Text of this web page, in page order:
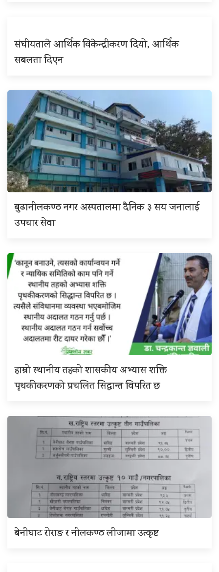
संघीयताले आर्थिक विकेन्द्रीकरण दियो, आर्थिक
सबलता दिएन
बुढानीलकण्ठ नगर अस्पतालमा दैनिक ३ सय जनालाई
उपचार सेवा
हाम्रो स्थानीय तहको शासकीय अभ्यास शक्ति
पृथकीकरणको प्रचलित सिद्धान्त विपरित छ
बेनीघाट रोराङ र नीलकण्ठ लीजामा उत्कृष्ट